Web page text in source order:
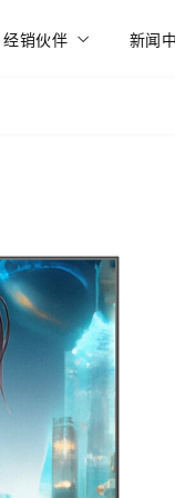
经销伙伴 新闻